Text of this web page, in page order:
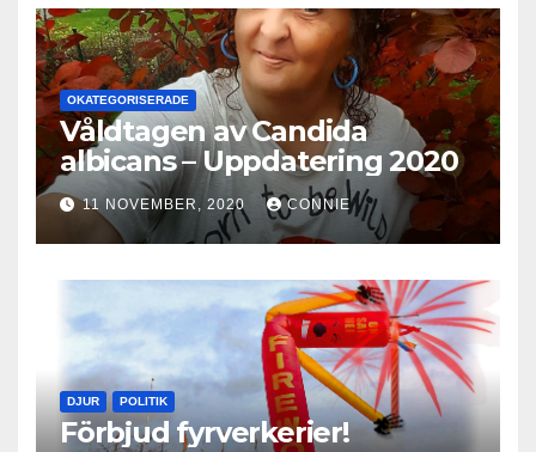
OKATEGORISERADE
Våldtagen av Candida
albicans – Uppdatering 2020
11 NOVEMBER, 2020 CONNIE
DJUR POLITIK
Förbjud fyrverkerier!